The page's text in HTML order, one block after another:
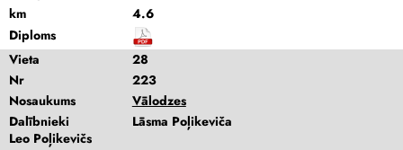
km
4.6
Diploms
Vieta
28
Nr
223
Nosaukums
Vālodzes
Dalībnieki
Lāsma Poļikeviča
Leo Poļikevičs